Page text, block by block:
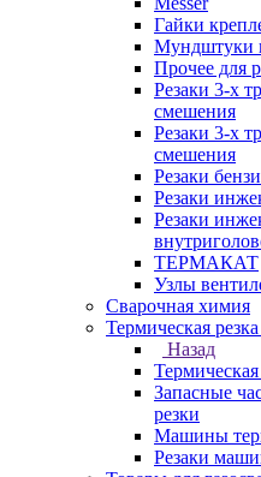
Гайки
Мундштуки
Прочее для
Резаки 3-х
смешения
Резаки 3-х
смешения
Резаки
Резаки
Резаки
ТЕРМАКАТ
Узлы
Сварочная химия
Термическая резка
Назад
Термическая
Запасные
резки
Машины
Резаки